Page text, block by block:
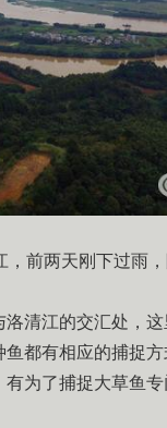
，前两天刚下过雨
江的交汇处，这
都有相应的捕捉
为了捕捉大草鱼专